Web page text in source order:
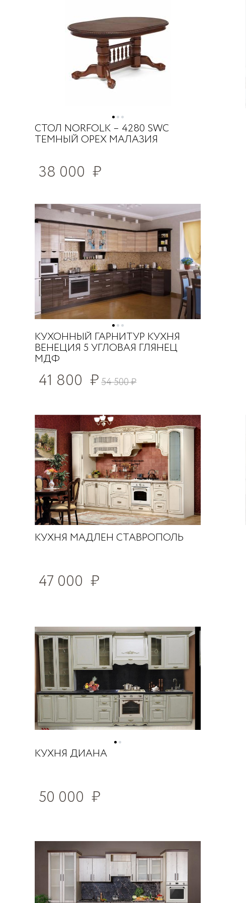
СТОЛ NORFOLK – 4280 SWC
ТЕМНЫЙ ОРЕХ МАЛАЗИЯ
38 000 ₽
КУХОННЫЙ ГАРНИТУР КУХНЯ
ВЕНЕЦИЯ 5 УГЛОВАЯ ГЛЯНЕЦ
МДФ
41 800 ₽54 500₽
КУХНЯ МАДЛЕН СТАВРОПОЛЬ
47 000 ₽
КУХНЯ ДИАНА
50 000 ₽